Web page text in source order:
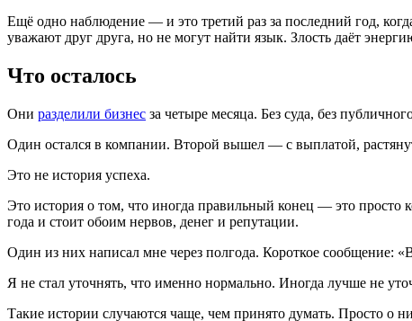
Ещё одно наблюдение — и это третий раз за последний год,
уважают друг друга, но не могут найти язык. Злость даёт
Что осталось
Они разделили бизнес за четыре месяца. Без суда, без
Один остался в компании. Второй вышел — с выплатой,
Это не история успеха.
Это история о том, что иногда правильный конец — это просто
года и стоит обоим нервов, денег и репутации.
Один из них написал мне через полгода. Короткое сообщение:
Я не стал уточнять, что именно нормально. Иногда лучше не
Такие истории случаются чаще, чем принято думать. Просто о